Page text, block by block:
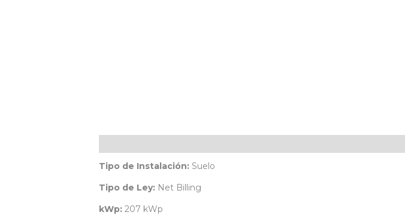
Tipo de Instalación: Suelo
Tipo de Ley: Net Billing
kWp: 207 kWp